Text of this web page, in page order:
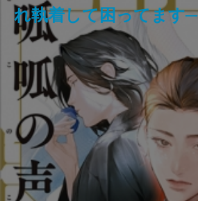
れ執着して困ってます─